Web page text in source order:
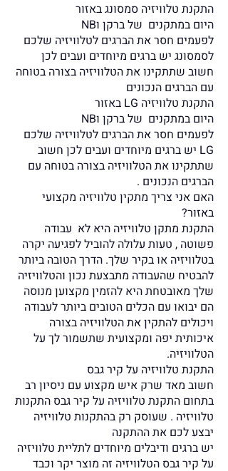
התקנת טלוויזיה סמסונג באזור
היום במתקנים של ברקן וNB
לפעמים חסר את הברגים לטלוויזיה שלכם
לסמסונג יש ברגים מיוחדים ועבים לכן
חשוב שתתקינו את הטלוויזיה בצורה בטוחה
עם הברגים הנכונים
התקנת טלוויזיה LG באזור
היום במתקנים של ברקן וNB
לפעמים חסר את הברגים לטלוויזיה שלכם
LG יש ברגים מיוחדים ועבים לכן חשוב
שתתקינו את הטלוויזיה בצורה בטוחה עם
הברגים הנכונים .
האם אני צריך מתקין טלוויזיה מקצועי
באזור?
התקנת מתקן טלוויזיה היא לא עבודה
פשוטה , טעות עלולה להוביל לפגיעה יקרה
בטלוויזיה או בקיר שלך. הדרך הטובה ביותר
להבטיח שהעבודה מתבצעת נכון והטלוויזיה
שלך מאובטחת היא להזמין מקצוען מנוסה
הם יבואו עם הכלים הטובים ביותר לעבודה
ויכולים להתקין את הטלוויזיה בצורה
איכותית יפה ומקצועית שתשמור לך על
הטלוויזיה.
התקנת טלוויזיה על קיר גבס
חשוב מאד שרק איש מקצוע עם ניסיון רב
בתחום התקנת טלוויזיה על קיר גבס התקנות
טלוויזיה . שעוסק רק בהתקנות טלוויזיה
יבצע לכם את ההתקנה
יש ברגים ודיבלים מיוחדים לתליית טלוויזיה
על קיר גבס הטלוויזיה זה מוצר יקר וכבד